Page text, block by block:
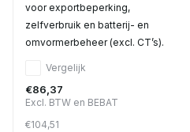
voor exportbeperking,
zelfverbruik en batterij- en
omvormerbeheer (excl. CT’s).
Vergelijk
€86,37
Excl. BTW en BEBAT
€104,51